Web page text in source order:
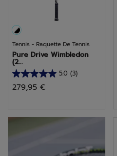
Tennis - Raquette De Tennis
Pure Drive Wimbledon
(2...
5.0 (3)
5.0
sur
étoiles.
279,95 €
découvrir Pure Aero